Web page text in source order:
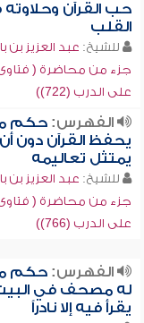
حب القرآن
القلب
للشيخ: عبد العزيز بن
جزء من محاضرة ( فتاوى
على الدرب (722))
الفهرس:حكم
يحفظ القرآن دون أن
يمتثل تعاليمه
للشيخ: عبد العزيز بن
جزء من محاضرة ( فتاوى
على الدرب (766))
الفهرس:حكم
له مصحف في
يقرأ فيه إلا نادراً